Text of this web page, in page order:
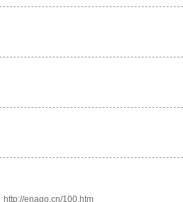
http://enago.cn/100.htm